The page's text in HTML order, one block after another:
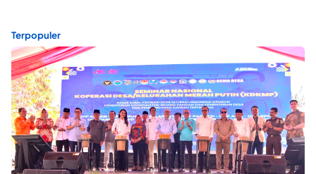
Terpopuler